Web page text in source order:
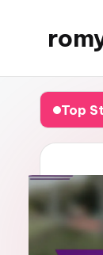
content
Top